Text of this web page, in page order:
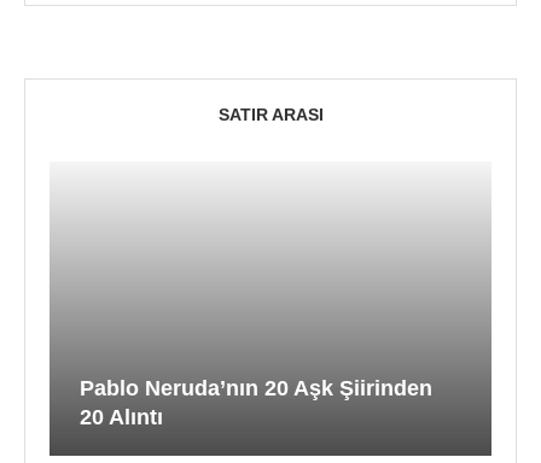
SATIR ARASI
Pablo Neruda’nın 20 Aşk Şiirinden
20 Alıntı